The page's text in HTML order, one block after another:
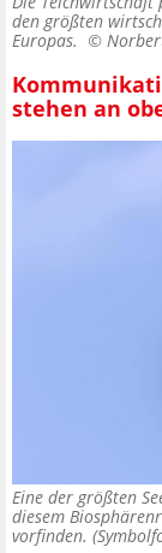
den größten
Europas. ©
stehen an
Eine der größten
diesem
vorfinden.